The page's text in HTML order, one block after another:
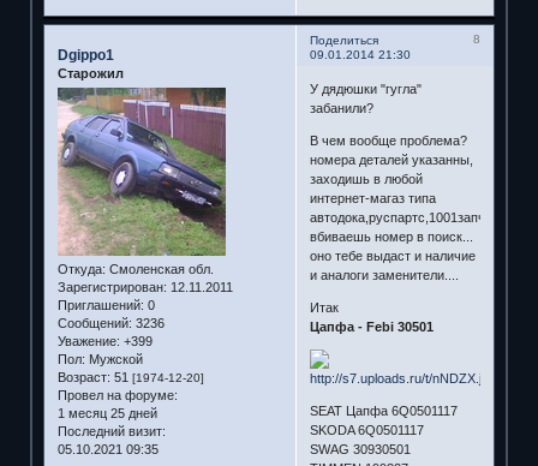
Поделиться
8
09.01.2014 21:30
Dgippo1
Старожил
Откуда: Смоленская обл.
Зарегистрирован: 12.11.2011
Приглашений: 0
Сообщений: 3236
Уважение: +399
Пол: Мужской
Возраст: 51 [1974-12-20]
Провел на форуме:
1 месяц 25 дней
Последний визит:
05.10.2021 09:35
У дядюшки "гугла"
забанили?
В чем вообще проблема?
номера деталей указанны,
заходишь в любой
интернет-магаз типа
автодока,руспартс,1001запчасть...
вбиваешь номер в поиск...
оно тебе выдаст и наличие
и аналоги заменители....
Итак
Цапфа - Febi 30501
SEAT Цапфа 6Q0501117
SKODA 6Q0501117
SWAG 30930501